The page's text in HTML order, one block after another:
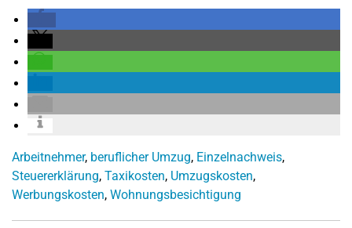
Arbeitnehmer, beruflicher Umzug, Einzelnachweis,
Steuererklärung, Taxikosten, Umzugskosten,
Werbungskosten, Wohnungsbesichtigung